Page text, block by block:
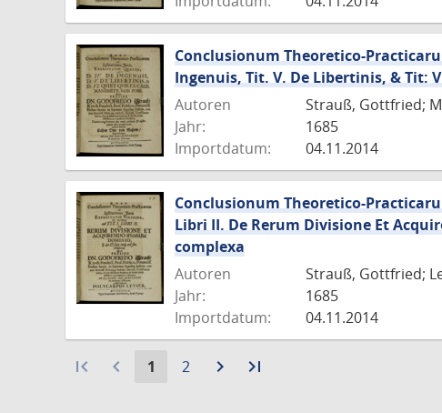
Conclusionum Theoretico-
Ingenuis, Tit. V. De Libertinis, & Tit:
Autoren
Strauß, Gottfried;
Jahr:
1685
Importdatum:
04.11.2014
Conclusionum Theoretico-
Libri II. De Rerum Divisione Et
complexa
Autoren
Strauß, Gottfried;
Jahr:
1685
Importdatum:
04.11.2014
first_page navigate_before
Aktuelle
1
Gehe
2 navigate_next
Zurlast_page